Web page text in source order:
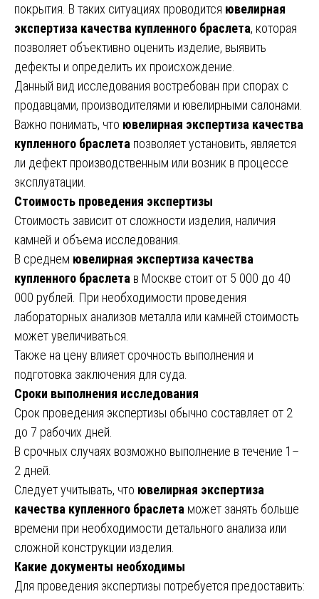
покрытия. В таких ситуациях проводится ювелирная
экспертиза качества купленного браслета, которая
позволяет объективно оценить изделие, выявить
дефекты и определить их происхождение.
Данный вид исследования востребован при спорах с
продавцами, производителями и ювелирными салонами.
Важно понимать, что ювелирная экспертиза качества
купленного браслета позволяет установить, является
ли дефект производственным или возник в процессе
эксплуатации.
Стоимость проведения экспертизы
Стоимость зависит от сложности изделия, наличия
камней и объема исследования.
В среднем ювелирная экспертиза качества
купленного браслета в Москве стоит от 5 000 до 40
000 рублей. При необходимости проведения
лабораторных анализов металла или камней стоимость
может увеличиваться.
Также на цену влияет срочность выполнения и
подготовка заключения для суда.
Сроки выполнения исследования
Срок проведения экспертизы обычно составляет от 2
до 7 рабочих дней.
В срочных случаях возможно выполнение в течение 1–
2 дней.
Следует учитывать, что ювелирная экспертиза
качества купленного браслета может занять больше
времени при необходимости детального анализа или
сложной конструкции изделия.
Какие документы необходимы
Для проведения экспертизы потребуется предоставить: